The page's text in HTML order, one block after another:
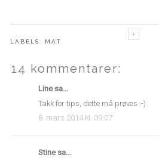
LABELS: MAT
14 kommentarer:
Line sa...
Takk for tips, dette må prøves :-)
8. mars 2014 kl. 09:07
Stine sa...